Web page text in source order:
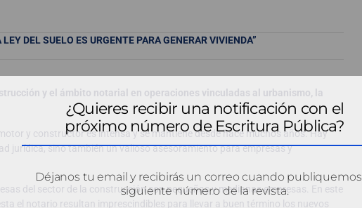
DEL SUELO ES URGENTE PARA GENERAR VIVIENDA”
y el ámbito notarial en operaciones vinculadas al urbanismo, la
y constructor es intensa y se mantiene desde hace muchos años. Hay
jurídica, sino también un valioso asesoramiento para empresas y
del sector de la construcción son pequeñas y medianas empresas. En este
el notario resultan imprescindibles para llevar a buen término los nuevos
¿Quieres recibir una notificación con el
próximo número de Escritura Pública?
Déjanos tu email y recibirás un correo cuando
siguiente número de la revista.